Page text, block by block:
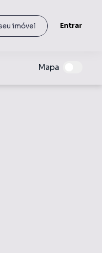
imóvel Entrar
Mapa